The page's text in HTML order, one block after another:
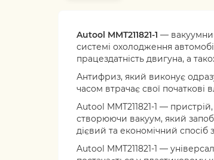
Autool MMT211821-1 —
системі охолодження
працездатність двигуна, а
Антифриз, який виконує
часом втрачає свої початкові
Autool MMT211821-1 —
створюючи вакуум, який
дієвий та економічний
Autool MMT211821-1 —